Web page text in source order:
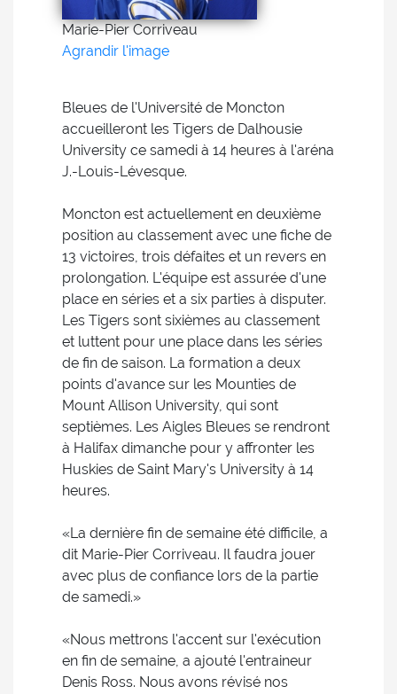
Marie-Pier Corriveau
Agrandir l'image
Bleues de l'Université de Moncton
accueilleront les Tigers de Dalhousie
University ce samedi à 14 heures à l'aréna
J.-Louis-Lévesque.
Moncton est actuellement en deuxième
position au classement avec une fiche de
13 victoires, trois défaites et un revers en
prolongation. L'équipe est assurée d'une
place en séries et a six parties à disputer.
Les Tigers sont sixièmes au classement
et luttent pour une place dans les séries
de fin de saison. La formation a deux
points d'avance sur les Mounties de
Mount Allison University, qui sont
septièmes. Les Aigles Bleues se rendront
à Halifax dimanche pour y affronter les
Huskies de Saint Mary's University à 14
heures.
«La dernière fin de semaine été difficile, a
dit Marie-Pier Corriveau. Il faudra jouer
avec plus de confiance lors de la partie
de samedi.»
«Nous mettrons l'accent sur l'exécution
en fin de semaine, a ajouté l'entraineur
Denis Ross. Nous avons révisé nos